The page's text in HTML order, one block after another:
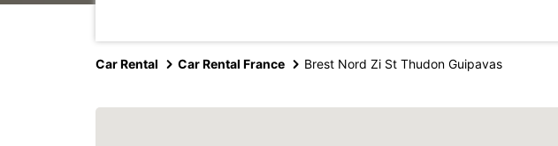
Car Rental Car Rental France Brest Nord Zi St Thudon Guipavas